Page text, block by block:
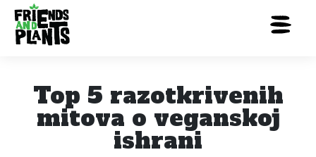
Top 5 razotkrivenih
mitova o veganskoj
ishrani